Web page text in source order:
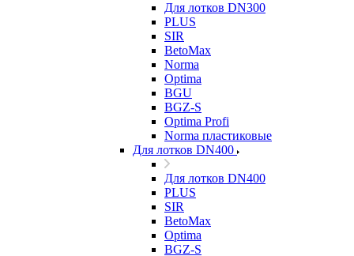
Для лотков DN300
PLUS
SIR
BetoMax
Norma
Optima
BGU
BGZ-S
Optima Profi
Norma пластиковые
Для лотков DN400
Для лотков DN400
PLUS
SIR
BetoMax
Optima
BGZ-S